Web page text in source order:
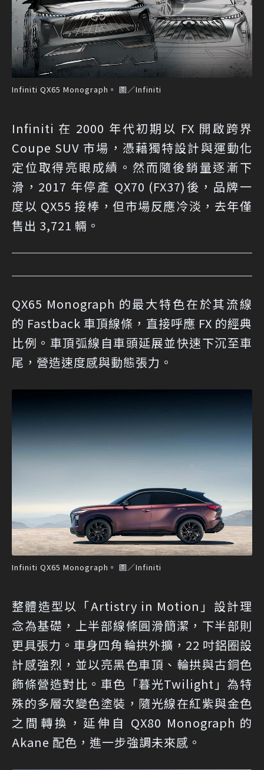
Infiniti QX65 Monograph。 圖／Infiniti
Infiniti 在 2000 年代初期以 FX 開啟跨界
Coupe SUV 市場，憑藉獨特設計與運動化
定位取得亮眼成績。然而隨後銷量逐漸下
滑，2017 年停產 QX70 (FX37)後，品牌一
度以 QX55 接棒，但市場反應冷淡，去年僅
售出 3,721 輛。
QX65 Monograph 的最大特色在於其流線
的 Fastback 車頂線條，直接呼應 FX 的經典
比例。車頂弧線自車頭延展並快速下沉至車
尾，營造速度感與動態張力。
Infiniti QX65 Monograph。 圖／Infiniti
整體造型以「Artistry in Motion」設計理
念為基礎，上半部線條圓滑簡潔，下半部則
更具張力。車身四角輪拱外擴，22 吋鋁圈設
計感強烈，並以亮黑色車頂、輪拱與古銅色
飾條營造對比。車色「暮光Twilight」為特
殊的多層次變色塗裝，隨光線在紅紫與金色
之間轉換，延伸自 QX80 Monograph 的
Akane 配色，進一步強調未來感。